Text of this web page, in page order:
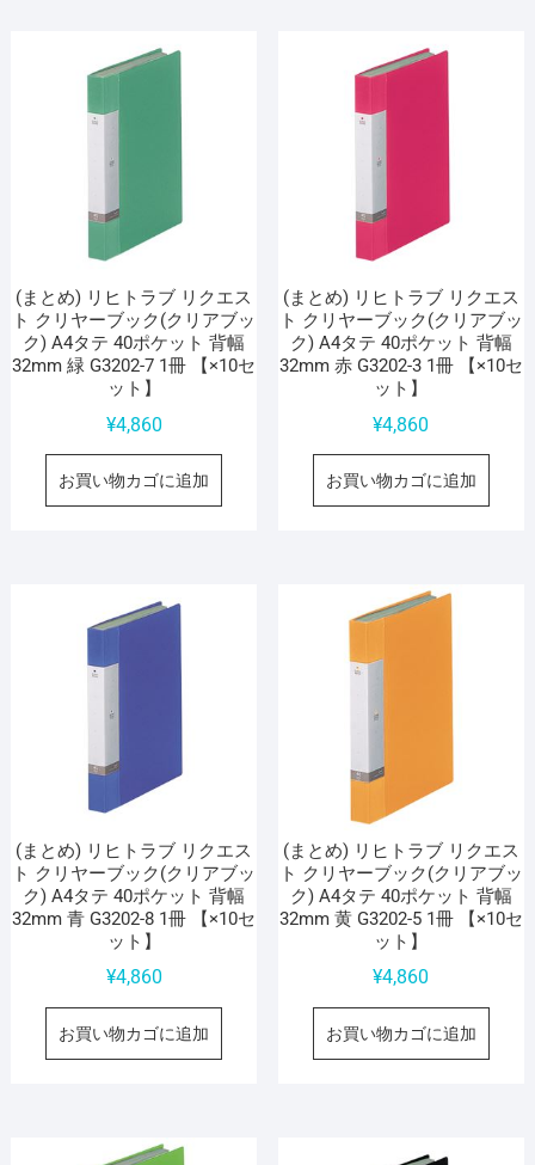
(まとめ) リヒトラブ リクエス
ト クリヤーブック(クリアブッ
ク) A4タテ 40ポケット 背幅
32mm 緑 G3202-7 1冊 【×10セ
ット】
¥4,860
お買い物カゴに追加
(まとめ) リヒトラブ リクエス
ト クリヤーブック(クリアブッ
ク) A4タテ 40ポケット 背幅
32mm 赤 G3202-3 1冊 【×10セ
ット】
¥4,860
お買い物カゴに追加
(まとめ) リヒトラブ リクエス
ト クリヤーブック(クリアブッ
ク) A4タテ 40ポケット 背幅
32mm 青 G3202-8 1冊 【×10セ
ット】
¥4,860
お買い物カゴに追加
(まとめ) リヒトラブ リクエス
ト クリヤーブック(クリアブッ
ク) A4タテ 40ポケット 背幅
32mm 黄 G3202-5 1冊 【×10セ
ット】
¥4,860
お買い物カゴに追加